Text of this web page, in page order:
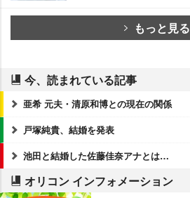
もっと見る
今、読まれている記事
亜希 元夫・清原和博との現在の関係
戸塚純貴、結婚を発表
池田と結婚した佐藤佳奈アナとは…
オリコン インフォメーション